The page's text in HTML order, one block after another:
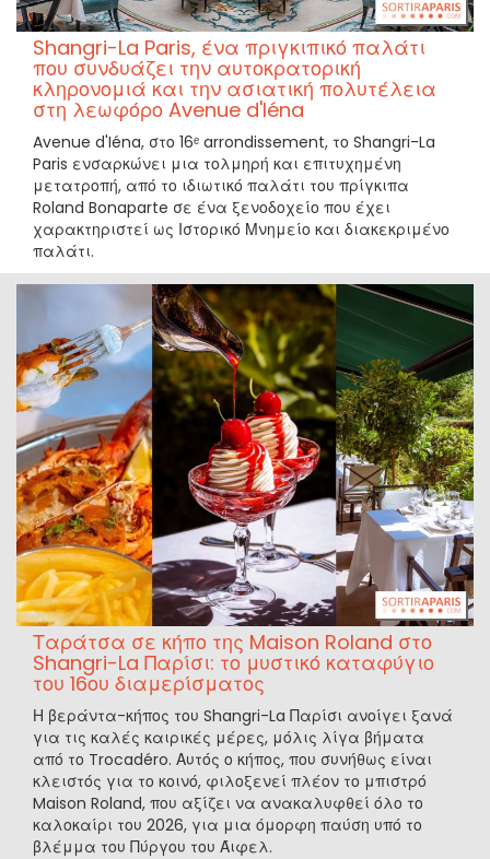
Shangri-La Paris, ένα πριγκιπικό παλάτι
που συνδυάζει την αυτοκρατορική
κληρονομιά και την ασιατική πολυτέλεια
στη λεωφόρο Avenue d'Iéna
Avenue d'Iéna, στο 16ᵉ arrondissement, το Shangri-La
Paris ενσαρκώνει μια τολμηρή και επιτυχημένη
μετατροπή, από το ιδιωτικό παλάτι του πρίγκιπα
Roland Bonaparte σε ένα ξενοδοχείο που έχει
χαρακτηριστεί ως Ιστορικό Μνημείο και διακεκριμένο
παλάτι.
Ταράτσα σε κήπο της Maison Roland στο
Shangri-La Παρίσι: το μυστικό καταφύγιο
του 16ου διαμερίσματος
Η βεράντα-κήπος του Shangri-La Παρίσι ανοίγει ξανά
για τις καλές καιρικές μέρες, μόλις λίγα βήματα
από το Trocadéro. Αυτός ο κήπος, που συνήθως είναι
κλειστός για το κοινό, φιλοξενεί πλέον το μπιστρό
Maison Roland, που αξίζει να ανακαλυφθεί όλο το
καλοκαίρι του 2026, για μια όμορφη παύση υπό το
βλέμμα του Πύργου του Άιφελ.